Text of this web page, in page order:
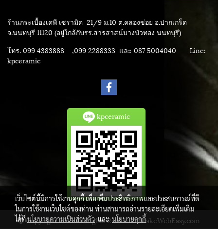
ร้านกระเบื้องเคพี เซรามิค 21/9 ม.10 ต.คลองข่อย อ.ปากเกร็ด
จ.นนทบุรี 11120 (อยู่ใกล้กับรร.สารสาสน์บางบัวทอง นนทบุรี)
โทร. 099 4383888 ,099 2288333 และ 087 5004040 Line:
kpceramic
kpceramic
© Copyright 2015 All Rights Reserved. MakeWebEasy.com
เว็บไซต์นี้มีการใช้งานคุกกี้ เพื่อเพิ่มประสิทธิภาพและประสบการณ์ที่ดี
ในการใช้งานเว็บไซต์ของท่าน ท่านสามารถอ่านรายละเอียดเพิ่มเติม
ได้ที่นโยบายความเป็นส่วนตัวและนโยบายคุกกี้